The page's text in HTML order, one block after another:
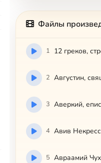
Файлы
1 12 греков,
2 Августин,
3 Аверкий,
4 Авив
5 Авраамий